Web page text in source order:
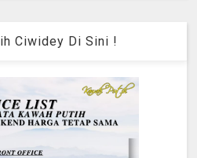
Ciwidey Di Sini !